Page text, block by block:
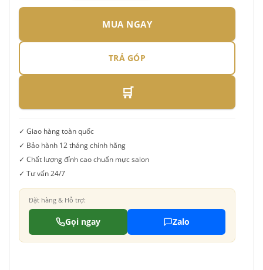
MUA NGAY
TRẢ GÓP
🛒
✓ Giao hàng toàn quốc
✓ Bảo hành 12 tháng chính hãng
✓ Chất lượng đỉnh cao chuẩn mực salon
✓ Tư vấn 24/7
Đặt hàng & Hỗ trợ:
Gọi ngay Zalo